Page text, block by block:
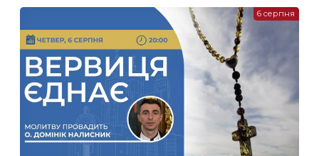
6 серпня